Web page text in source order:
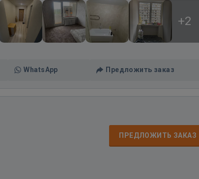
+2
WhatsApp Предложить заказ
ПРЕДЛОЖИТЬ ЗАКАЗ